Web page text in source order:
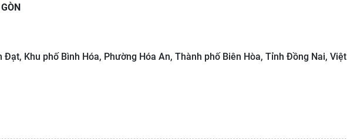
Khu phố Bình Hóa, Phường Hóa An, Thành phố Biên Hòa, Tỉnh Đồng Nai, Việt